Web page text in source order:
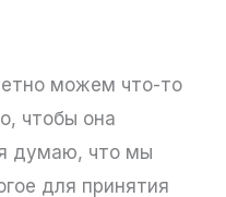
можем что-то
чтобы она
думаю, что мы
для принятия